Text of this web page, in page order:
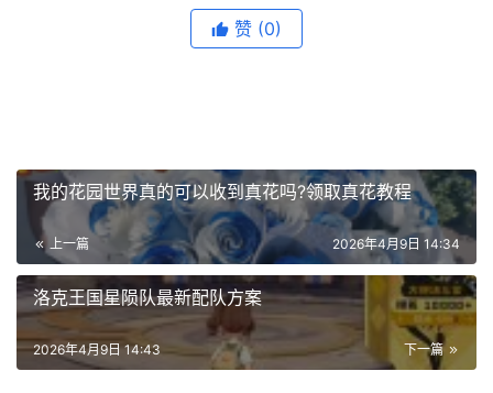
赞 (0)
我的花园世界真的可以收到真花吗?领取真花教程
上一篇 2026年4月9日 14:34
洛克王国星陨队最新配队方案
下一篇
2026年4月9日 14:43